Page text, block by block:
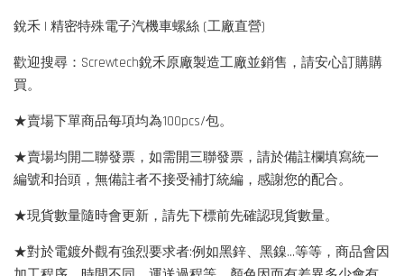
銳禾 | 精密特殊電子汽機車螺絲 (工廠直營)
歡迎搜尋：Screwtech銳禾原廠製造工廠並銷售，請安心訂購購
買。
★賣場下單商品每項均為100pcs/包。
★賣場均開二聯發票，如需開三聯發票，請於備註欄填寫統一
編號和抬頭，無備註者不接受補打統編，感謝您的配合。
★現貨數量隨時會更新，請先下標前先確認現貨數量。
★對於電鍍外觀有強烈要求者:例如黑鋅、黑鎳...等等，商品會因